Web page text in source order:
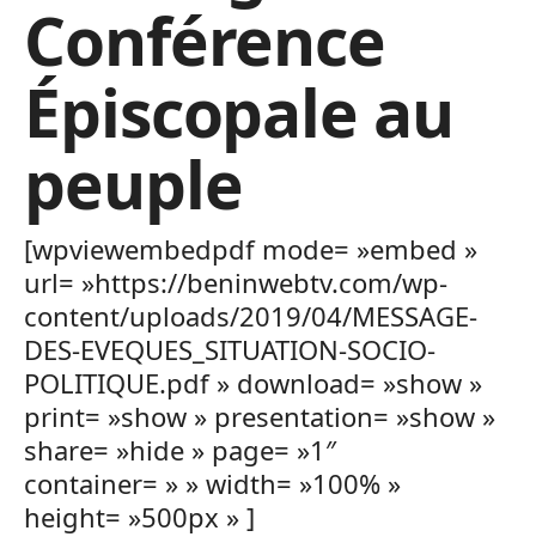
Conférence
Épiscopale au
peuple
[wpviewembedpdf mode= »embed »
url= »https://beninwebtv.com/wp-
content/uploads/2019/04/MESSAGE-
DES-EVEQUES_SITUATION-SOCIO-
POLITIQUE.pdf » download= »show »
print= »show » presentation= »show »
share= »hide » page= »1″
container= » » width= »100% »
height= »500px » ]